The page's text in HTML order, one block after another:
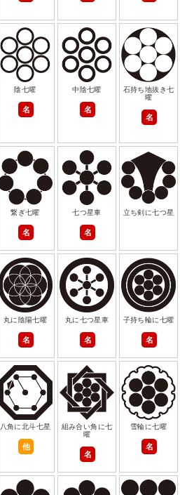
陰七曜
名
中陰七曜
名
石持ち地抜き七
曜
名
繋ぎ七曜
名
七つ星車
名
立ち剣に七つ星
丸に陰陽七曜
名
丸に七つ星車
名
子持ち輪に七曜
名
八角に北斗七星
他
組み合い角に七
曜
名
雪輪に七曜
名